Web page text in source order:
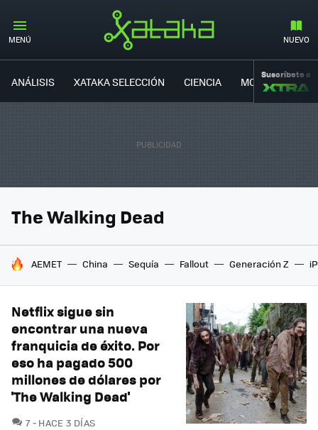
MENÚ NUEVO
ANÁLISIS XATAKA SELECCIÓN CIENCIA MOVILIDAD
Suscríbete a
The Walking Dead
HOY SE HABLA DE
AEMET China Sequía Fallout Generación Z
Netflix sigue sin
encontrar una nueva
franquicia de éxito. Por
eso ha pagado 500
millones de dólares por
'The Walking Dead'
7COMENTARIOS
HACE 3 DÍAS